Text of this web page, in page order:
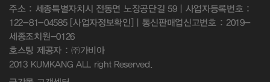
주소 : 세종특별자치시 전동면 노장공단길 59 | 사업자등록번호 :
122-81-04585 [사업자정보확인] | 통신판매업신고번호 : 2019-
세종조치원-0126
호스팅 제공자 : ㈜가비아
2013 KUMKANG ALL right Reserved.